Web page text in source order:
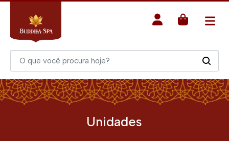
Unidades